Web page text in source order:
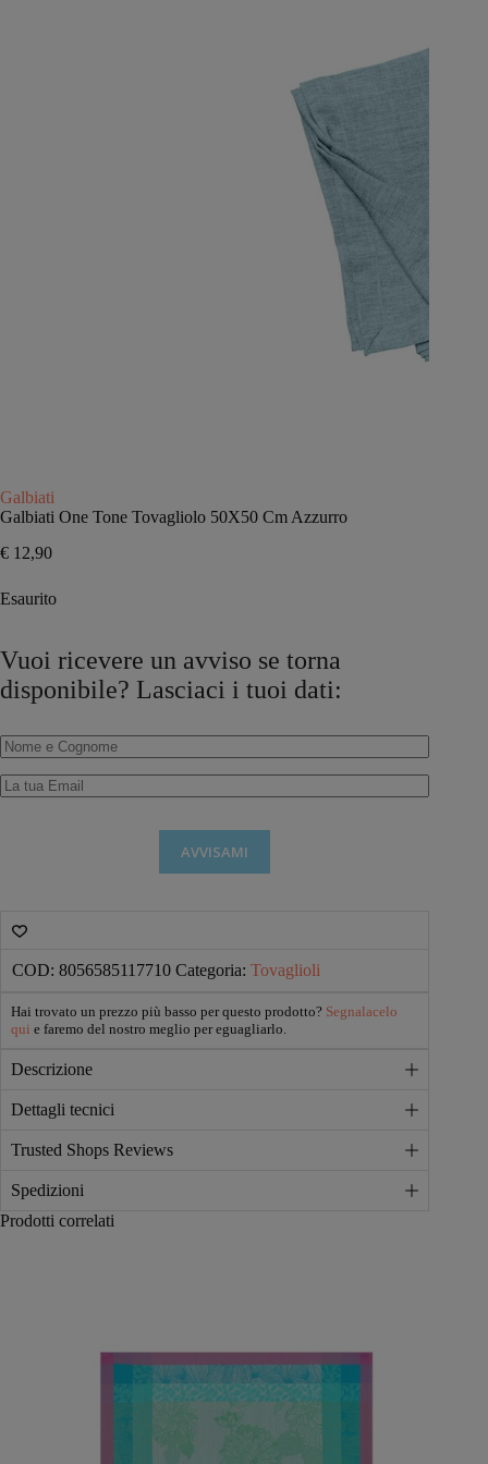
Galbiati
Galbiati One Tone Tovagliolo 50X50 Cm Azzurro
€ 12,90
Esaurito
Vuoi ricevere un avviso se torna
disponibile? Lasciaci i tuoi dati:
AVVISAMI
COD: 8056585117710 Categoria: Tovaglioli
Hai trovato un prezzo più basso per questo prodotto? Segnalacelo
qui e faremo del nostro meglio per eguagliarlo.
Descrizione
Dettagli tecnici
Trusted Shops Reviews
Spedizioni
Prodotti correlati